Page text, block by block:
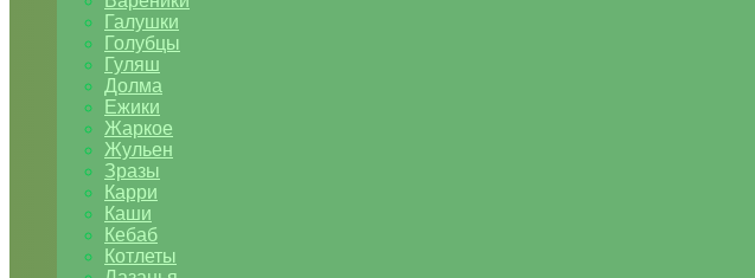
Галушки
Голубцы
Гуляш
Долма
Ежики
Жаркое
Жульен
Зразы
Карри
Каши
Кебаб
Котлеты